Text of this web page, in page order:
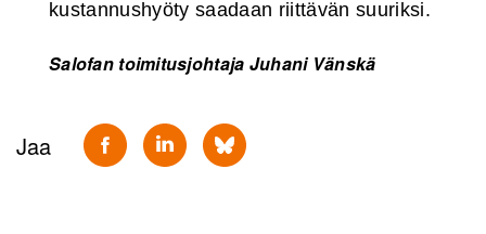
kustannushyöty saadaan riittävän suuriksi.
Salofan toimitusjohtaja Juhani Vänskä
Jaa